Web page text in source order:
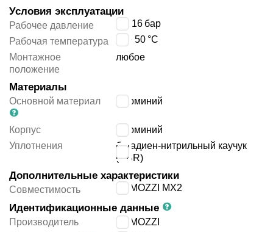
Условия эксплуатации
Рабочее давление 2 ÷ 16 бар
Рабочая температура
-5 ÷ 50 °C
Монтажное
положение
любое
Материалы
Основной материал алюминий
Корпус
алюминий
Уплотнения
бутадиен-нитрильный каучук
(NBR)
Дополнительные характеристики
Совместимость CAMOZZI MX2
Идентификационные данные
Производитель
CAMOZZI